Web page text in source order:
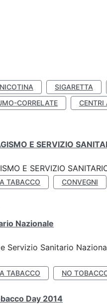
NICOTINA SIGARETTA
CORRELATE
CENTRI
E SERVIZIO
E SERVIZIO
TABACCO CONVEGNI
Nazionale
Servizio Sanitario
TABACCO NO
Day 2014